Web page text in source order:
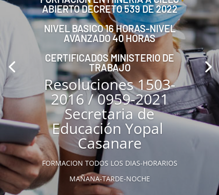
ABIERTO DECRETO 539 DE 2022
NIVEL BASICO 16 HORAS-NIVEL
AVANZADO 40 HORAS
CERTIFICADOS MINISTERIO DE
TRABAJO
Resoluciones 1503-
2016 / 0959-2021
Secretaria de
Educación Yopal
Casanare
FORMACION TODOS LOS DIAS-HORARIOS
MAÑANA-TARDE-NOCHE